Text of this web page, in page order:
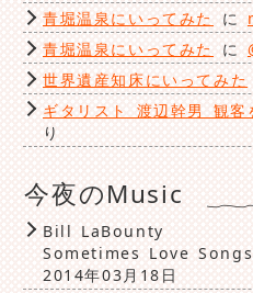
青堀温泉にいってみた
に
青堀温泉にいってみた
に
世界遺産知床にいってみた
ギタリスト 渡辺幹男 観客
り
今夜のMusic
Bill LaBounty
Sometimes Love
2014年03月18日